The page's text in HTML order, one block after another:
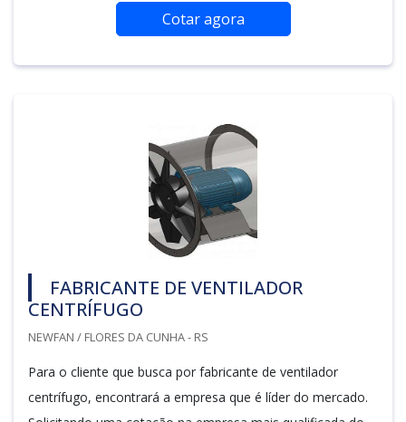
Cotar agora
FABRICANTE DE VENTILADOR
CENTRÍFUGO
NEWFAN / FLORES DA CUNHA - RS
Para o cliente que busca por fabricante de ventilador
centrífugo, encontrará a empresa que é líder do mercado.